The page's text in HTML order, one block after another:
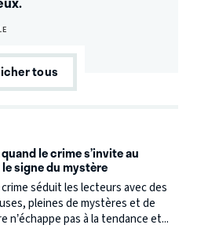
tous
le crime s’invite au
signe du mystère
séduit les lecteurs avec des
pleines de mystères et de
pas à la tendance et...